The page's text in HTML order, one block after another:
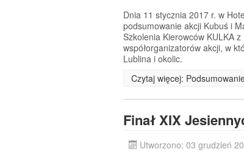
Dnia 11 stycznia 2017 r. w
podsumowanie akcji Kubuś i
Szkolenia Kierowców KULKA
współorganizatorów akcji, w
Lublina i okolic.
Czytaj więcej:
Finał XIX
Utworzono: 03 grudzień